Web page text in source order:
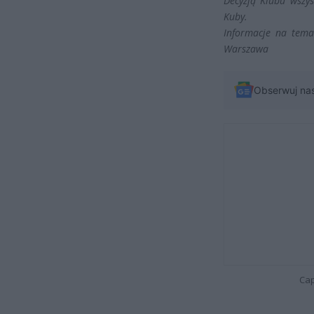
Kuby.
Informacje na
Warszawa
Obserwuj